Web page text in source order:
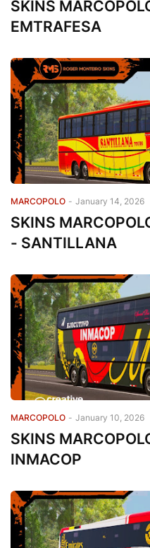
SKINS
EMTRAFESA
MARCOPOLO - January 14, 2026
SKINS
- SANTILLANA
MARCOPOLO - January 10, 2026
SKINS
INMACOP